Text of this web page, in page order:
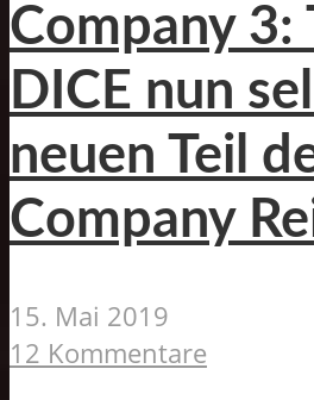
Company 3:
DICE nun
neuen Teil
Company
15. Mai 2019
12 Kommentare